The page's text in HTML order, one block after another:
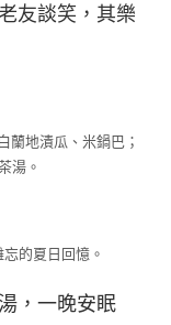
友談笑，其樂
蘭地漬瓜、米鍋巴；
湯。
的夏日回憶。
，一晚安眠